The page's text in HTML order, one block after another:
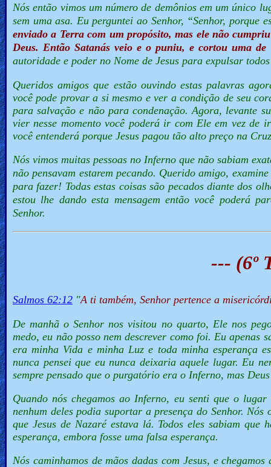
Nós então vimos um número de demônios em um único
sem uma asa. Eu perguntei ao Senhor, “Senhor, porque
enviado a Terra com um propósito, mas ele não
Deus. Então Satanás veio e o puniu, e cortou uma de
autoridade e poder no Nome de Jesus para expulsar
Queridos amigos que estão ouvindo estas palavras
você pode provar a si mesmo e ver a condição de seu
para salvação e não para condenação. Agora, levante
vier nesse momento você poderá ir com Ele em vez
você entenderá porque Jesus pagou tão alto preço na
Nós vimos muitas pessoas no Inferno que não sabiam
não pensavam estarem pecando. Querido amigo,
para fazer! Todas estas coisas são pecados diante dos
estou lhe dando esta mensagem então você poderá
Senhor.
--- (6º
Salmos 62:12 "A ti também, Senhor pertence a
De manhã o Senhor nos visitou no quarto, Ele nos
medo, eu não posso nem descrever como foi. Eu apenas
era minha Vida e minha Luz e toda minha esperança
nunca pensei que eu nunca deixaria aquele lugar. Eu
sempre pensado que o purgatório era o Inferno, mas
Quando nós chegamos ao Inferno, eu senti que o
nenhum deles podia suportar a presença do Senhor.
que Jesus de Nazaré estava lá. Todos eles sabiam
esperança, embora fosse uma falsa esperança.
Nós caminhamos de mãos dadas com Jesus, e